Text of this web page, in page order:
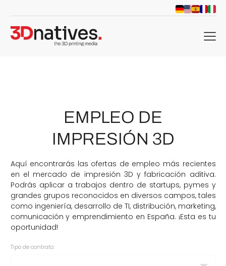
menu
EMPLEO DE
IMPRESIÓN 3D
Aquí encontrarás las ofertas de empleo más recientes
en el mercado de impresión 3D y fabricación aditiva.
Podrás aplicar a trabajos dentro de startups, pymes y
grandes grupos reconocidos en diversos campos, tales
como ingeniería, desarrollo de TI, distribución, marketing,
comunicación y emprendimiento en España. ¡Esta es tu
oportunidad!
Tipo de contrato: